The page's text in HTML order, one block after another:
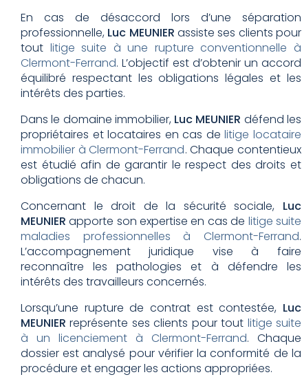
En cas de désaccord lors d’une séparation
professionnelle, Luc MEUNIER assiste ses clients pour
tout litige suite à une rupture conventionnelle à
Clermont-Ferrand. L’objectif est d’obtenir un accord
équilibré respectant les obligations légales et les
intérêts des parties.
Dans le domaine immobilier, Luc MEUNIER défend les
propriétaires et locataires en cas delitige locataire
immobilier à Clermont-Ferrand. Chaque contentieux
est étudié afin de garantir le respect des droits et
obligations de chacun.
Concernant le droit de la sécurité sociale, Luc
MEUNIER apporte son expertise en cas de litige suite
maladies professionnelles à Clermont-Ferrand.
L’accompagnement juridique vise à faire
reconnaître les pathologies et à défendre les
intérêts des travailleurs concernés.
Lorsqu’une rupture de contrat est contestée, Luc
MEUNIER représente ses clients pour tout litige suite
à un licenciement à Clermont-Ferrand. Chaque
dossier est analysé pour vérifier la conformité de la
procédure et engager les actions appropriées.